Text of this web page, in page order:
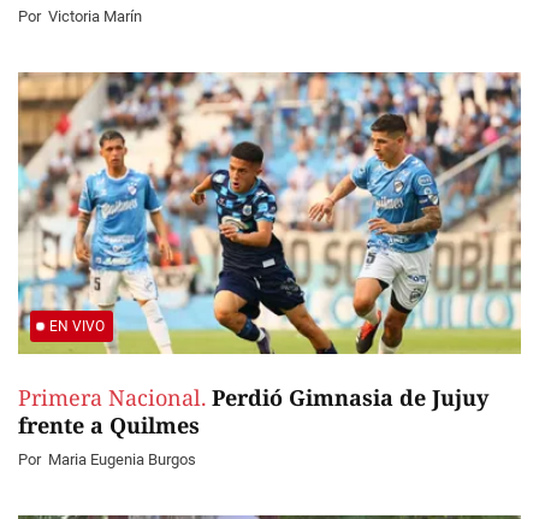
Por Victoria Marín
EN VIVO
Primera Nacional. Perdió Gimnasia de Jujuy
frente a Quilmes
Por Maria Eugenia Burgos